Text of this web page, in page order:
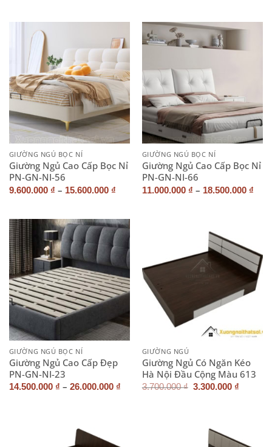
GIƯỜNG NGỦ BỌC NỈ
Giường Ngủ Cao Cấp Bọc Nỉ
PN-GN-NI-56
9.600.000 ₫ – 15.600.000 ₫
GIƯỜNG NGỦ BỌC NỈ
Giường Ngủ Cao Cấp Bọc Nỉ
PN-GN-NI-66
11.000.000 ₫ – 18.500.000 ₫
GIƯỜNG NGỦ BỌC NỈ
Giường Ngủ Cao Cấp Đẹp
PN-GN-NI-23
14.500.000 ₫ – 26.000.000 ₫
GIƯỜNG NGỦ
Giường Ngủ Có Ngăn Kéo
Hà Nội Đầu Cộng Màu 613
3.700.000₫ Giá
3.300.000 ₫